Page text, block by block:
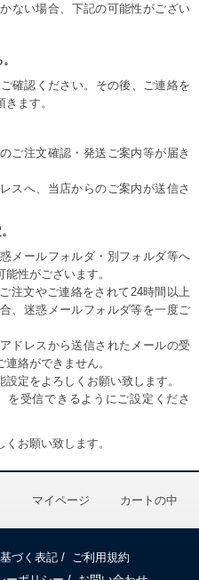
ない場合、下記の可能性がござい
確認ください。その後、ご連絡を
ます。
ご注文確認・発送ご案内等が届き
スへ、当店からのご案内が送信さ
メールフォルダ・別フォルダ等へ
性がございます。
注文やご連絡をされて24時間以上
、迷惑メールフォルダ等を一度ご
ドレスから送信されたメールの受
絡ができません。
定をよろしくお願い致します。
を受信できるようにご設定くださ
お願い致します。
マイページ カートの中
づく表記 /
ご利用規約